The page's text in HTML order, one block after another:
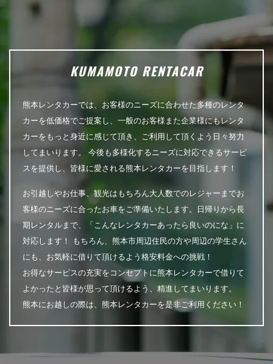
KUMAMOTO RENTACAR
熊本レンタカーでは、お客様のニーズに合わせた多種のレンタ
カーを低価格でご提案し、一般のお客様また企業様にもレンタ
カーをもっと身近に感じて頂き、ご利用して頂くよう日々努力
してまいります。 今後も多様化するニーズに対応できるサービ
スを提供し、皆様に愛される熊本レンタカーを目指します！
お引越しやお仕事、観光はもちろん大人数でのレジャーまでお
客様のニーズに合ったお車をご準備いたします。日帰りから長
期レンタルまで、「こんなレンタカーあったら良いのにな」に
対応します！ もちろん、熊本市周辺住民の方や周辺の学生さん
にも、お気軽に借りて頂けるよう格安料金への挑戦！
お得なサービスの充実をコンセプトに熊本レンタカーで借りて
よかったと皆様が思って頂けるよう、精進してまいります。
熊本にお越しの際は、熊本レンタカーを是非ご利用ください！